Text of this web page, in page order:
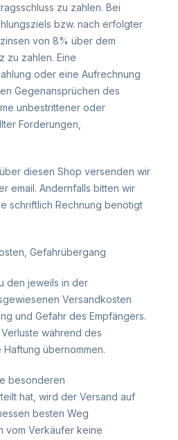
zu zahlen. Bei
bzw. nach erfolgter
von 8% über dem
zu zahlen. Eine
oder eine Aufrechnung
Gegenansprüchen des
unbestrittener oder
Forderungen,
diesen Shop versenden wir
email. Andernfalls bitten wir
schriftlich Rechnung benötigt
Gefahrübergang
den jeweils in der
Versandkosten
und Gefahr des Empfängers.
während des
übernommen.
besonderen
hat, wird der Versand auf
besten Weg
vom Verkäufer keine